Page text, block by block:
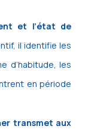
et l’état de
il identifie les
d’habitude, les
en période
transmet aux